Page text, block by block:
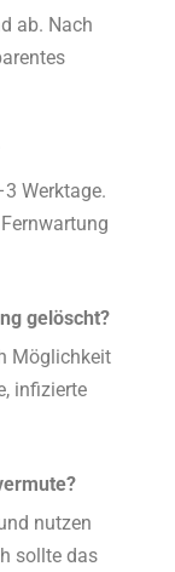
ab. Nach
Werktage.
gelöscht?
Möglichkeit
infizierte
nutzen
sollte das